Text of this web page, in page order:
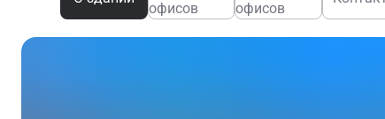
офисов
офисов